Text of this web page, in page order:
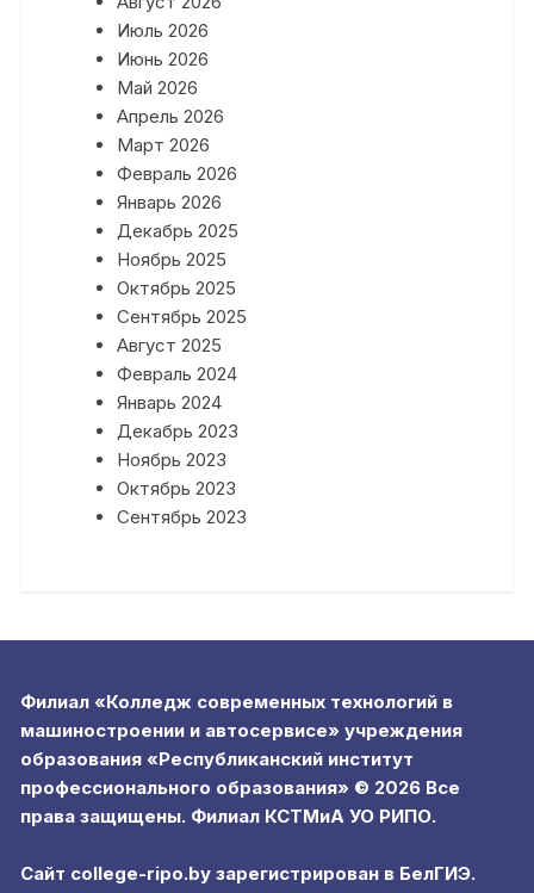
Июль 2026
Июнь 2026
Май 2026
Апрель 2026
Март 2026
Февраль 2026
Январь 2026
Декабрь 2025
Ноябрь 2025
Октябрь 2025
Сентябрь 2025
Август 2025
Февраль 2024
Январь 2024
Декабрь 2023
Ноябрь 2023
Октябрь 2023
Сентябрь 2023
Филиал «Колледж современных технологий в
машиностроении и автосервисе» учреждения
образования «Республиканский институт
профессионального образования» © 2026 Все
права защищены. Филиал КСТМиА УО РИПО.
Сайт college-ripo.by зарегистрирован в БелГИЭ.